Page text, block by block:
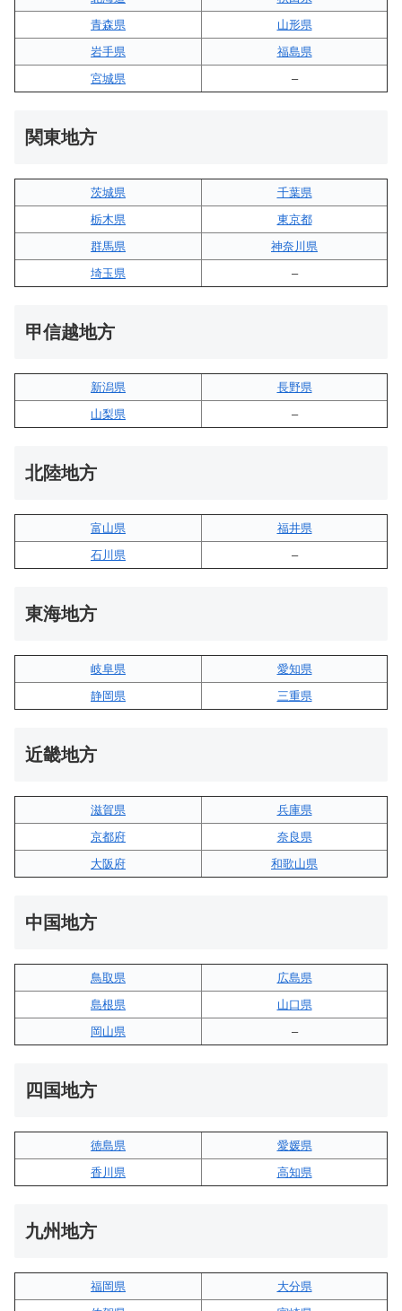
青森県
山形県
岩手県
福島県
宮城県
–
関東地方
茨城県
千葉県
栃木県
東京都
群馬県
神奈川県
埼玉県
–
甲信越地方
新潟県
長野県
山梨県
–
北陸地方
富山県
福井県
石川県
–
東海地方
岐阜県
愛知県
静岡県
三重県
近畿地方
滋賀県
兵庫県
京都府
奈良県
大阪府
和歌山県
中国地方
鳥取県
広島県
島根県
山口県
岡山県
–
四国地方
徳島県
愛媛県
香川県
高知県
九州地方
福岡県
大分県